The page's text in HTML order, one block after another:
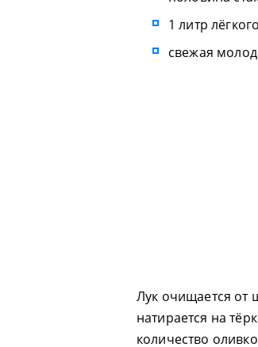
1 литр
свежая
Лук очищается от
натирается на
количество